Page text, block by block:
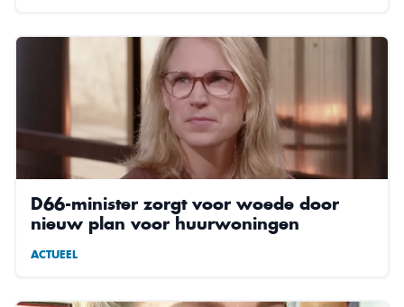
D66-minister zorgt voor woede door
nieuw plan voor huurwoningen
ACTUEEL